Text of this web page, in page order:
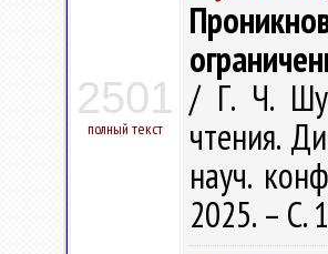
2501
полный текст
/ Г. Ч.
чтения.
науч.
2025. – С.